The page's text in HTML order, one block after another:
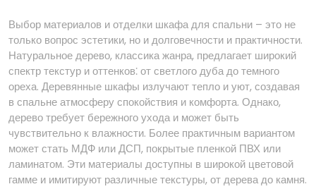
Выбор материалов и отделки шкафа для спальни – это не
только вопрос эстетики, но и долговечности и практичности.
Натуральное дерево, классика жанра, предлагает широкий
спектр текстур и оттенков⁚ от светлого дуба до темного
ореха. Деревянные шкафы излучают тепло и уют, создавая
в спальне атмосферу спокойствия и комфорта. Однако,
дерево требует бережного ухода и может быть
чувствительно к влажности. Более практичным вариантом
может стать МДФ или ДСП, покрытые пленкой ПВХ или
ламинатом. Эти материалы доступны в широкой цветовой
гамме и имитируют различные текстуры, от дерева до камня.